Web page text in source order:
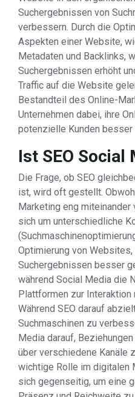
Suchergebnissen von
verbessern. Durch die
Aspekten einer Website,
Metadaten und Backlinks,
Suchergebnissen erhöht
Traffic auf die Website
Bestandteil des Online-
Unternehmen dabei, ihre
potenzielle Kunden besser
Ist SEO Social
Die Frage, ob SEO
ist, wird oft gestellt.
Marketing eng miteinander
sich um unterschiedliche
Optimierung von
Suchergebnissen besser
während Social Media die
Plattformen zur
Während SEO darauf
Suchmaschinen zu
Media darauf,
über verschiedene Kanäle
wichtige Rolle im digitalen
sich gegenseitig, um eine